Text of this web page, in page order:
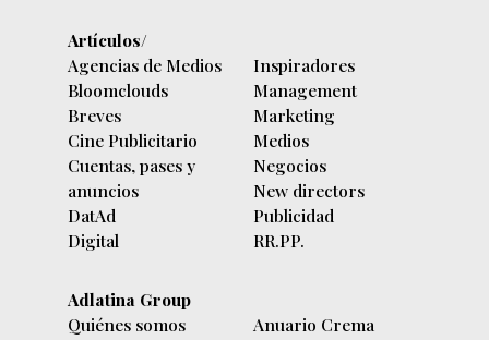
Artículos/
Agencias de Medios
Bloomclouds
Breves
Cine Publicitario
Cuentas, pases y
anuncios
DatAd
Digital
Inspiradores
Management
Marketing
Medios
Negocios
New directors
Publicidad
RR.PP.
Adlatina Group
Quiénes somos
Anuario Crema